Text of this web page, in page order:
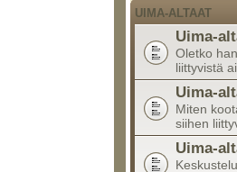
UIMA-ALTAAT
Uima-
Oletko
liittyvistä
Uima-
Miten
siihen
Uima-